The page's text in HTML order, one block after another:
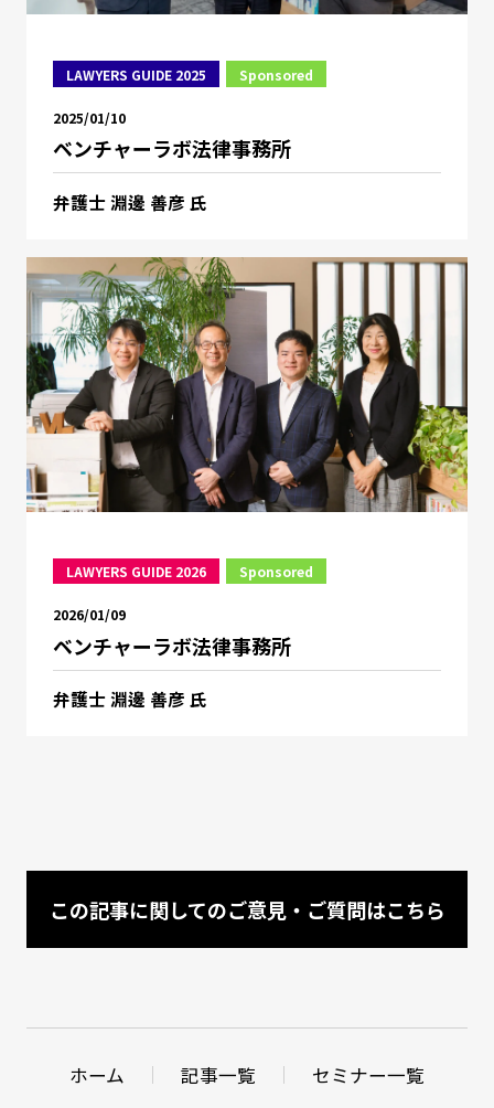
LAWYERS GUIDE 2025 Sponsored
2025/01/10
ベンチャーラボ法律事務所
弁護士 淵邊 善彦 氏
LAWYERS GUIDE 2026 Sponsored
2026/01/09
ベンチャーラボ法律事務所
弁護士 淵邊 善彦 氏
この記事に関してのご意見・ご質問はこちら
ホーム 記事一覧 セミナー一覧